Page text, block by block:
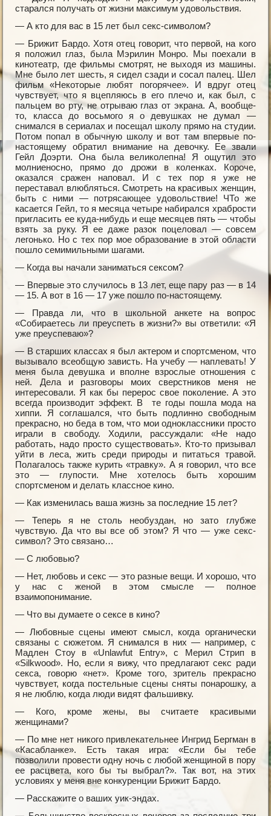
старался получать от жизни максимум удовольствия.
— А кто для вас в 15 лет был секс-символом?
— Брижит Бардо. Хотя отец говорит, что первой, на кого
я положил глаз, была Мэрилин Монро. Мы поехали в
кинотеатр, где фильмы смотрят, не выходя из машины.
Мне было лет шесть, я сидел сзади и сосал палец. Шел
фильм «Некоторые любят погорячее». И вдруг отец
чувствует, что я вцепляюсь в его плечо и, как был, с
пальцем во рту, не отрываю глаз от экрана. А, вообще-
то, класса до восьмого я о девушках не думал —
снимался в сериалах и посещал школу прямо на студии.
Потом попал в обычную школу и вот там впервые по-
настоящему обратил внимание на девочку. Ее звали
Гейл Доэрти. Она была великолепна! Я ощутил это
молниеносно, прямо до дрожи в коленках. Короче,
оказался сражен наповал. И с тех пор я уже не
переставал влюбляться. Смотреть на красивых женщин,
быть с ними — потрясающее удовольствие! ЧТо же
касается Гейл, то я месяца четыре набирался храбрости
пригласить ее куда-нибудь и еще месяцев пять — чтобы
взять за руку. Я ее даже разок поцеловал — совсем
легонько. Но с тех пор мое образование в этой области
пошло семимильными шагами.
— Когда вы начали заниматься сексом?
— Впервые это случилось в 13 лет, еще пару раз — в 14
— 15. А вот в 16 — 17 уже пошло по-настоящему.
— Правда ли, что в школьной анкете на вопрос
«Собираетесь ли преуспеть в жизни?» вы ответили: «Я
уже преуспеваю»?
— В старших классах я был актером и спортсменом, что
вызывало всеобщую зависть. На учебу — наплевать! У
меня была девушка и вполне взрослые отношения с
ней. Дела и разговоры моих сверстников меня не
интересовали. Я как бы перерос свое поколение. А это
всегда производит эффект. В те годы пошла мода на
хиппи. Я соглашался, что быть подлинно свободным
прекрасно, но беда в том, что мои одноклассники просто
играли в свободу. Ходили, рассуждали: «Не надо
работать, надо просто существовать». Кто-то призывал
уйти в леса, жить среди природы и питаться травой.
Полагалось также курить «травку». А я говорил, что все
это — глупости. Мне хотелось быть хорошим
спортсменом и делать классное кино.
— Как изменилась ваша жизнь за последние 15 лет?
— Теперь я не столь необуздан, но зато глубже
чувствую. Да что вы все об этом? Я что — уже секс-
символ? Это связано…
— С любовью?
— Нет, любовь и секс — это разные вещи. И хорошо, что
у нас с женой в этом смысле — полное
взаимопонимание.
— Что вы думаете о сексе в кино?
— Любовные сцены имеют смысл, когда органически
связаны с сюжетом. Я снимался в них — например, с
Мадлен Стоу в «Unlawfut Entry», с Мерил Стрип в
«Silkwood». Но, если я вижу, что предлагают секс ради
секса, говорю «нет». Кроме того, зритель прекрасно
чувствует, когда постельные сцены сняты понарошку, а
я не люблю, когда люди видят фальшивку.
— Кого, кроме жены, вы считаете красивыми
женщинами?
— По мне нет никого привлекательнее Ингрид Бергман в
«Касабланке». Есть такая игра: «Если бы тебе
позволили провести одну ночь с любой женщиной в пору
ее расцвета, кого бы ты выбрал?». Так вот, на этих
условиях у меня вне конкуренции Брижит Бардо.
— Расскажите о ваших уик-эндах.